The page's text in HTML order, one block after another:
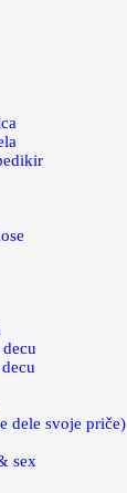
dele svoje priče)
sex